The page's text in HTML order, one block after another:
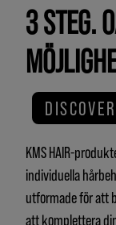
3 STEG.
KMS HAIR-
individuella
utformade för att
att komplettera